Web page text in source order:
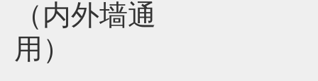
（内外墙通
用）